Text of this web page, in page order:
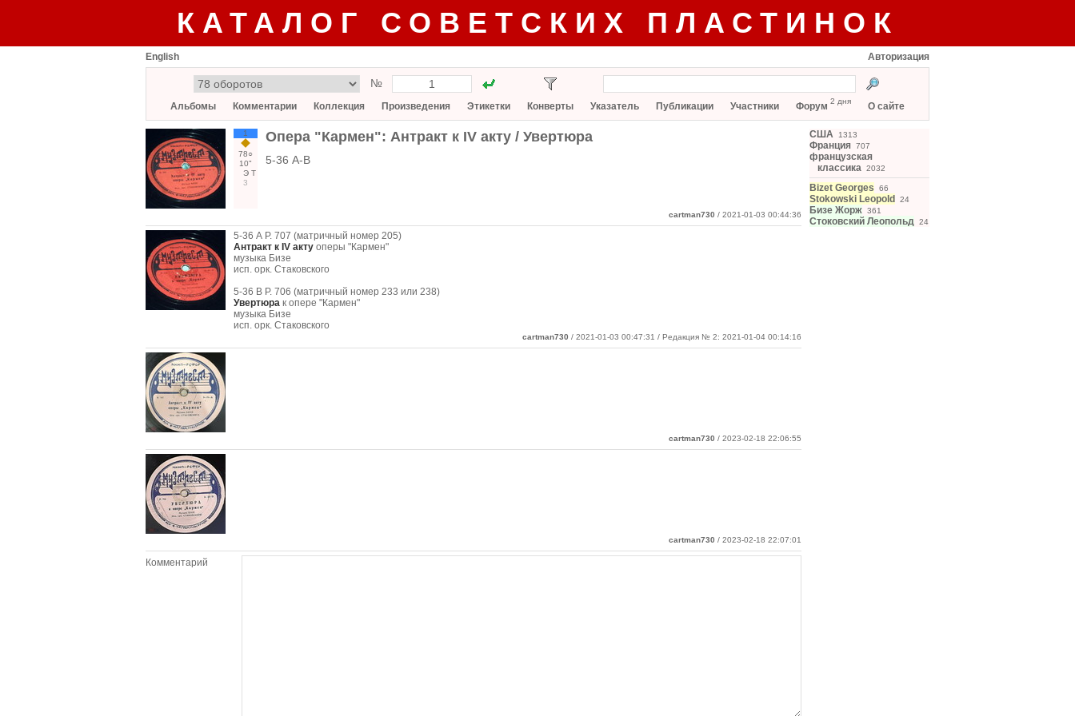
КАТАЛОГ СОВЕТСКИХ ПЛАСТИНОК
English Авторизация
№
Альбомы Комментарии Коллекция Произведения Этикетки Конверты Указатель Публикации Участники Форум 2 дня О сайте
1
78○
10"
Э Т
3
Опера "Кармен": Антракт к IV акту / Увертюра
5-36 А-B
cartman730 / 2021-01-03 00:44:36
5-36 А Р. 707 (матричный номер 205)
Антракт к IV акту оперы "Кармен"
музыка Бизе
исп. орк. Стаковского
5-36 B Р. 706 (матричный номер 233 или 238)
Увертюра к опере "Кармен"
музыка Бизе
исп. орк. Стаковского
cartman730 / 2021-01-03 00:47:31 / Редакция № 2: 2021-01-04 00:14:16
cartman730 / 2023-02-18 22:06:55
cartman730 / 2023-02-18 22:07:01
Комментарий
США 1313
Франция 707
французская
классика 2032
Bizet Georges 66
Stokowski Leopold 24
Бизе Жорж 361
Стоковский Леопольд 24